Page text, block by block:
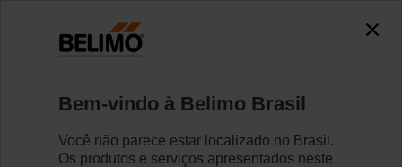
ZR-005Bem-vindo à Belimo Brasil
Você não parece estar localizado no Brasil.
Os produtos e serviços apresentados neste